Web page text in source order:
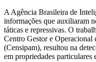
A Agência Brasileira de
informações que auxiliaram
táticas e repressivas. O
Centro Gestor e Operacional
(Censipam), resultou na
em propriedades particulares